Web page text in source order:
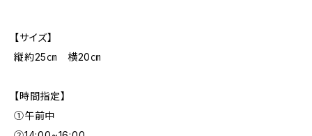
【サイズ】
縦約25㎝ 横20㎝
【時間指定】
①午前中